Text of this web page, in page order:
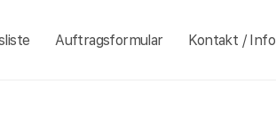
Auftragsformular Kontakt / Info